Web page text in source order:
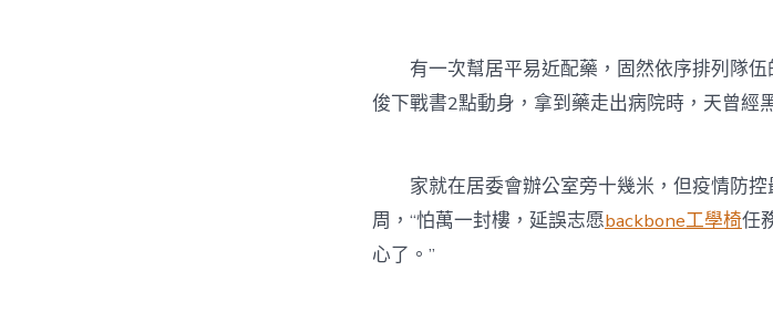
有一次幫居平易近配藥，固然依序排列隊伍
俊下戰書2點動身，拿到藥走出病院時，天曾經
家就在居委會辦公室旁十幾米，但疫情防控
周，“怕萬一封樓，延誤志愿backbone工學椅任
心了。”